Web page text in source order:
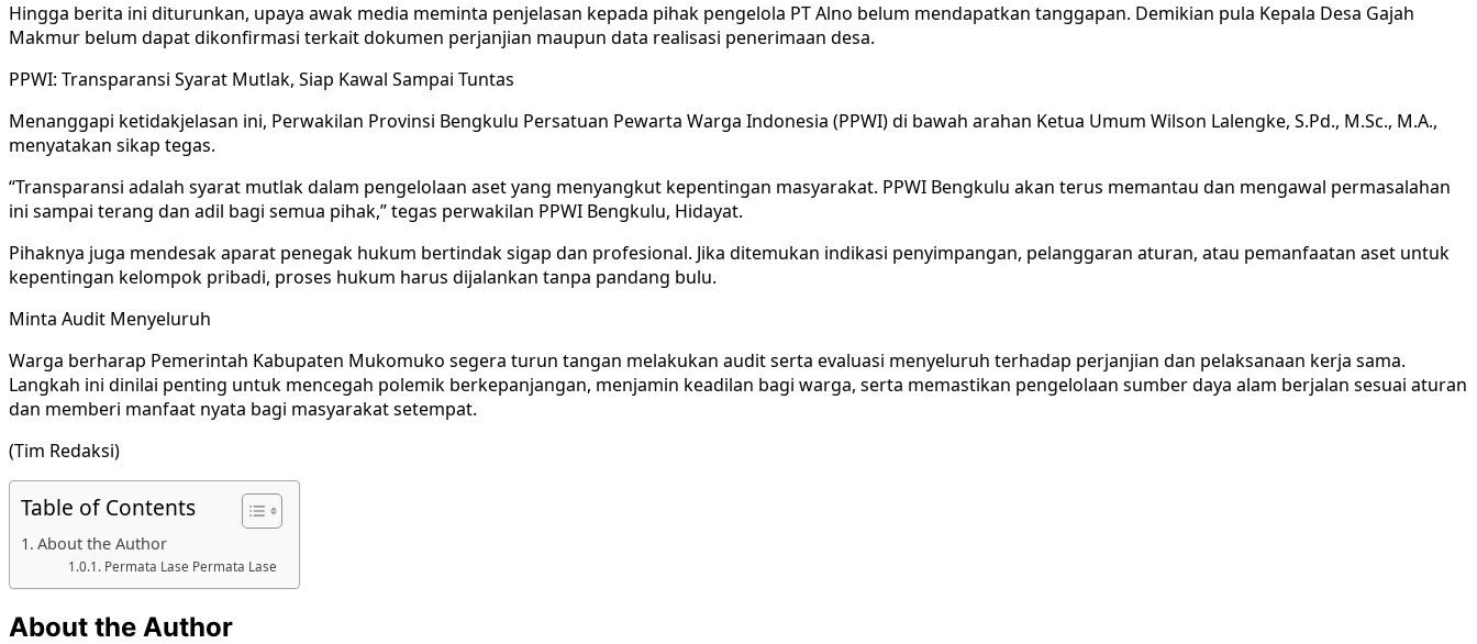
Hingga berita ini diturunkan, upaya awak media meminta penjelasan kepada pihak pengelola PT Alno belum mendapatkan tanggapan. Demikian pula Kepala Desa Gajah
Makmur belum dapat dikonfirmasi terkait dokumen perjanjian maupun data realisasi penerimaan desa.
PPWI: Transparansi Syarat Mutlak, Siap Kawal Sampai Tuntas
Menanggapi ketidakjelasan ini, Perwakilan Provinsi Bengkulu Persatuan Pewarta Warga Indonesia (PPWI) di bawah arahan Ketua Umum Wilson Lalengke, S.Pd., M.Sc., M.A.,
menyatakan sikap tegas.
“Transparansi adalah syarat mutlak dalam pengelolaan aset yang menyangkut kepentingan masyarakat. PPWI Bengkulu akan terus memantau dan mengawal permasalahan
ini sampai terang dan adil bagi semua pihak,” tegas perwakilan PPWI Bengkulu, Hidayat.
Pihaknya juga mendesak aparat penegak hukum bertindak sigap dan profesional. Jika ditemukan indikasi penyimpangan, pelanggaran aturan, atau pemanfaatan aset untuk
kepentingan kelompok pribadi, proses hukum harus dijalankan tanpa pandang bulu.
Minta Audit Menyeluruh
Warga berharap Pemerintah Kabupaten Mukomuko segera turun tangan melakukan audit serta evaluasi menyeluruh terhadap perjanjian dan pelaksanaan kerja sama.
Langkah ini dinilai penting untuk mencegah polemik berkepanjangan, menjamin keadilan bagi warga, serta memastikan pengelolaan sumber daya alam berjalan sesuai aturan
dan memberi manfaat nyata bagi masyarakat setempat.
(Tim Redaksi)
Table of Contents
About the Author
Permata Lase Permata Lase
About the Author